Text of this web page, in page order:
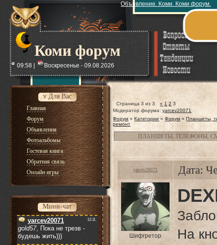
Коми форум
Объявление. Коми. Коми форум.
09:58 | Воскресенье - 09.08.2026
v Для Вас
Главная
Форум
Объявления
Фотоальбомы
Гостевая книга
Обратная связь
Онлайн игры
Мини-чат
Страница3 из3 « 1 2 3
Модератор форума:yarcev20071
Форум » Категории » Форум » Планшеты,
ремонт
ПЛАНШЕТЫ, ТЕЛЕФОНЫ,
yarcev20071 Дата:
Шифгретор
На